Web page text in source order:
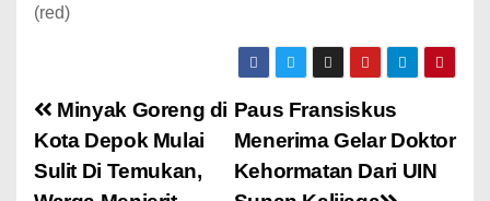
(red)
Paus Fransiskus
Menerima Gelar Doktor
Kehormatan Dari UIN
Minyak Goreng di
Kota Depok Mulai
Sulit Di Temukan,